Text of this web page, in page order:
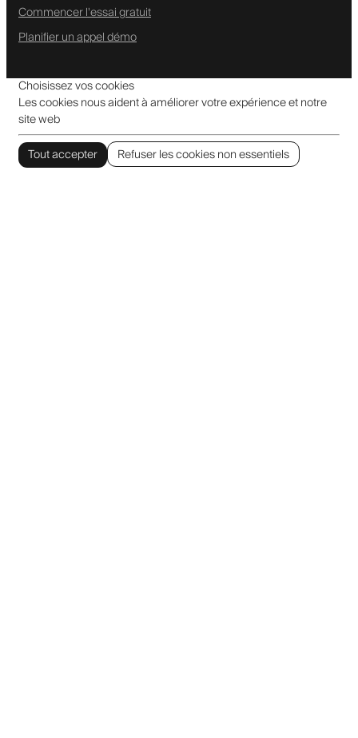
Commencer l'essai gratuit
Planifier un appel démo
Choisissez vos cookies
Les cookies nous aident à améliorer votre expérience et notre
site web
Tout accepter
Refuser les cookies non essentiels